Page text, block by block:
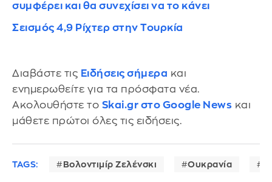
συμφέρει και θα συνεχίσει να το κάνει
Σεισμός 4,9 Ρίχτερ στην Τουρκία
Διαβάστε τις Ειδήσεις σήμερα και
ενημερωθείτε για τα πρόσφατα νέα.
Ακολουθήστε το Skai.gr στο Google News και
μάθετε πρώτοι όλες τις ειδήσεις.
TAGS: Βολοντιμίρ Ζελένσκι Ουκρανία